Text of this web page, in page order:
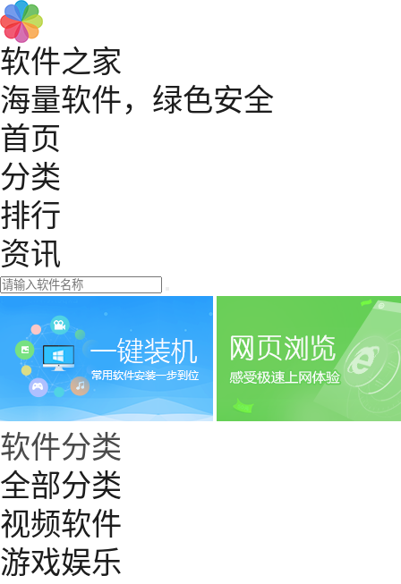
软件之家
海量软件，绿色安全
首页
分类
排行
资讯
软件分类
全部分类
视频软件
游戏娱乐